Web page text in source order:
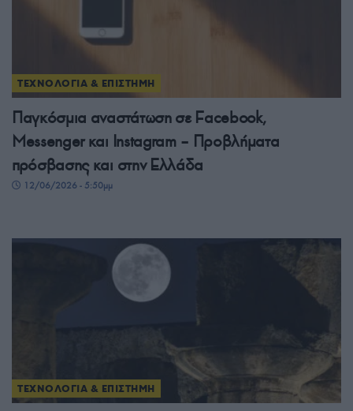
ΤΕΧΝΟΛΟΓΙΑ & ΕΠΙΣΤΗΜΗ
Παγκόσμια αναστάτωση σε Facebook,
Messenger και Instagram – Προβλήματα
πρόσβασης και στην Ελλάδα
12/06/2026 - 5:50μμ
ΤΕΧΝΟΛΟΓΙΑ & ΕΠΙΣΤΗΜΗ